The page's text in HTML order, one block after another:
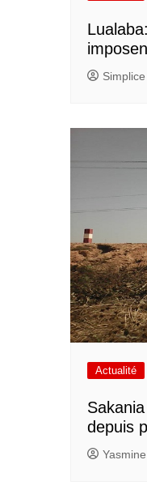
Actualité
depuis